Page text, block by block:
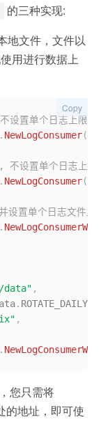
的三种实现:
地文件，文件以
用进行数据上
设置单个日志上限
. NewLogConsumer(
设置单个日志上限
. NewLogConsumer(
设置单个日志文件上
.
,
. ROTATE_DAILY
,
.
Copy
您只需将
的地址，即可使